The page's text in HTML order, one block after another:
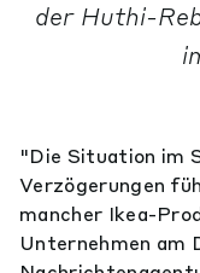
der Huthi-
"Die Situation im
Verzögerungen
mancher Ikea-
Unternehmen am